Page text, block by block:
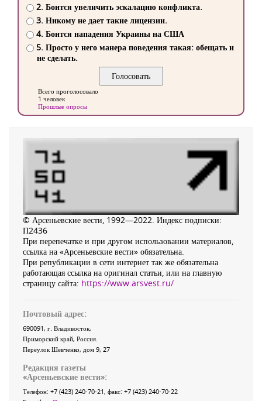
2. Боится увеличить эскалацию конфликта.
3. Никому не дает такие лицензии.
4. Боится нападения Украины на США
5. Просто у него манера поведения такая: обещать и
не сделать.
Всего проголосовало
1 человек
Прошлые опросы
© Арсеньевские вести, 1992—2022. Индекс подписки:
П2436
При перепечатке и при другом использовании материалов,
ссылка на «Арсеньевские вести» обязательна.
При републикации в сети интернет так же обязательна
работающая ссылка на оригинал статьи, или на главную
страницу сайта: https://www.arsvest.ru/
Почтовый адрес:
690091, г. Владивосток,
Приморский край, Россия
Переулок Шевченко, дом 9, 27
Редакция газеты
«Арсеньевские вести»:
Телефон: +7 (423) 240-70-21, факс: +7 (423) 240-70-22